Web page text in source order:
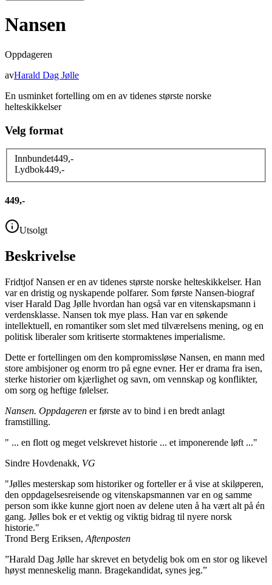
Nansen
Oppdageren
avHarald Dag Jølle
En usminket fortelling om en av tidenes største norske
helteskikkelser
Velg format
Innbundet449,-
Lydbok449,-
449,-
Utsolgt
Beskrivelse
Fridtjof Nansen er en av tidenes største norske helteskikkelser. Han
var en dristig og nyskapende polfarer. Som første Nansen-biograf
viser Harald Dag Jølle hvordan han også var en vitenskapsmann i
verdensklasse. Nansen tok mye plass. Han var en søkende
intellektuell, en romantiker som slet med tilværelsens mening, og en
politisk liberaler som kritiserte stormaktenes imperialisme.
Dette er fortellingen om den kompromissløse Nansen, en mann med
store ambisjoner og enorm tro på egne evner. Her er drama fra isen,
sterke historier om kjærlighet og savn, om vennskap og konflikter,
om sorg og heftige følelser.
Nansen. Oppdageren er første av to bind i en bredt anlagt
framstilling.
" ... en flott og meget velskrevet historie ... et imponerende løft ..."
Sindre Hovdenakk, VG
"Jølles mesterskap som historiker og forteller er å vise at skiløperen,
den oppdagelsesreisende og vitenskapsmannen var en og samme
person som ikke kunne gjort noen av delene uten å ha vært alt på én
gang. Jølles bok er et vektig og viktig bidrag til nyere norsk
historie."
Trond Berg Eriksen, Aftenposten
”Harald Dag Jølle har skrevet en betydelig bok om en stor og likevel
høyst menneskelig mann. Bragekandidat, synes jeg.”